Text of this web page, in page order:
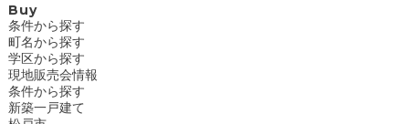
Buy
条件から探す
町名から探す
学区から探す
現地販売会情報
条件から探す
新築一戸建て